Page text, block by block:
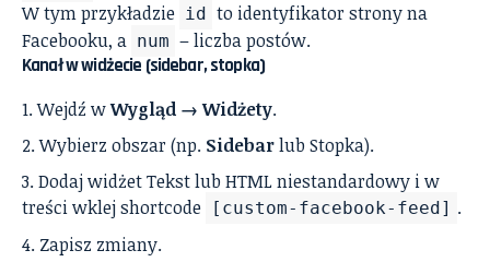
W tym przykładzie id
to identyfikator strony na
Facebooku, a num – liczba postów.
Kanał w widżecie (sidebar, stopka)
Wejdź wWygląd → Widżety.
Wybierz obszar (np. Sidebarlub Stopka).
Dodaj widżet Tekst lub HTML niestandardowy i w
treści wklej shortcode
[custom-facebook-feed] .
Zapisz zmiany.